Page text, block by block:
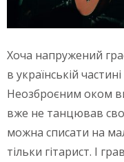
Хоча напружений
в українській
Неозброєним оком
вже не танцював
можна списати на
тільки гітарист. І